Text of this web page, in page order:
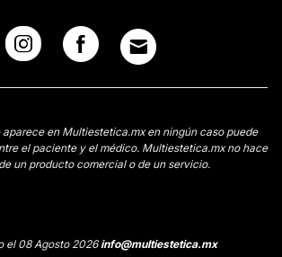
en Multiestetica.mx en ningún caso puede
el paciente y el médico. Multiestetica.mx no hace
un producto comercial o de un servicio.
el 08 Agosto 2026info@multiestetica.mx